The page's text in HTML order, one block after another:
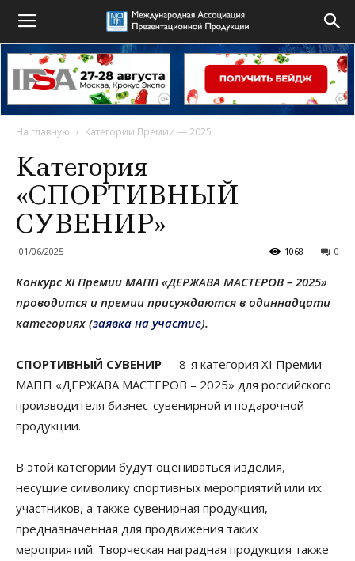
На главную Категории Премии — 2025
Категория
«СПОРТИВНЫЙ
СУВЕНИР»
01/06/2025 0
1068
Конкурс XI Премии МАПП «ДЕРЖАВА МАСТЕРОВ – 2025»
проводится и премии присуждаются в одиннадцати
категориях (заявка на участие).
СПОРТИВНЫЙ СУВЕНИР — 8-я категория XI Премии
МАПП «ДЕРЖАВА МАСТЕРОВ – 2025» для российского
производителя бизнес-сувенирной и подарочной
продукции.
В этой категории будут оцениваться изделия,
несущие символику спортивных мероприятий или их
участников, а также сувенирная продукция,
предназначенная для продвижения таких
мероприятий. Творческая наградная продукция также